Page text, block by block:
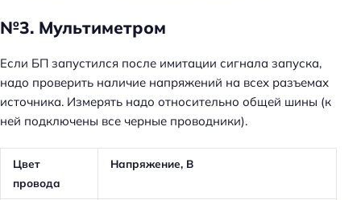
№3. Мультиметром
Если БП запустился после имитации сигнала запуска,
надо проверить наличие напряжений на всех разъемах
источника. Измерять надо относительно общей шины (к
ней подключены все черные проводники).
Цвет
провода
Напряжение, В